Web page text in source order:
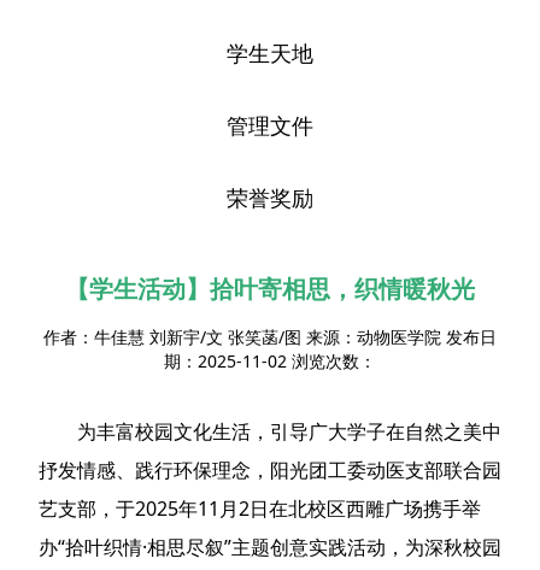
学生天地
管理文件
荣誉奖励
【学生活动】拾叶寄相思，织情暖秋光
作者：牛佳慧 刘新宇/文 张笑菡/图 来源：动物医学院 发布日
期：2025-11-02 浏览次数：
为丰富校园文化生活，引导广大学子在自然之美中
抒发情感、践行环保理念，阳光团工委动医支部联合园
艺支部，于2025年11月2日在北校区西雕广场携手举
办“拾叶织情·相思尽叙”主题创意实践活动，为深秋校园